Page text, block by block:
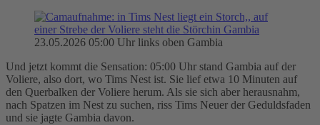
23.05.2026 05:00 Uhr links oben Gambia
Und jetzt kommt die Sensation: 05:00 Uhr stand Gambia auf der
Voliere, also dort, wo Tims Nest ist. Sie lief etwa 10 Minuten auf
den Querbalken der Voliere herum. Als sie sich aber herausnahm,
nach Spatzen im Nest zu suchen, riss Tims Neuer der Geduldsfaden
und sie jagte Gambia davon.